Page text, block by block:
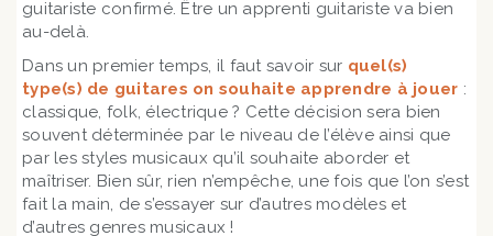
guitariste confirmé. Être un apprenti guitariste va bien
au-delà.
Dans un premier temps, il faut savoir sur quel(s)
type(s) de guitares on souhaite apprendre à jouer :
classique, folk, électrique ? Cette décision sera bien
souvent déterminée par le niveau de l’élève ainsi que
par les styles musicaux qu’il souhaite aborder et
maîtriser. Bien sûr, rien n’empêche, une fois que l’on s’est
fait la main, de s’essayer sur d’autres modèles et
d’autres genres musicaux !